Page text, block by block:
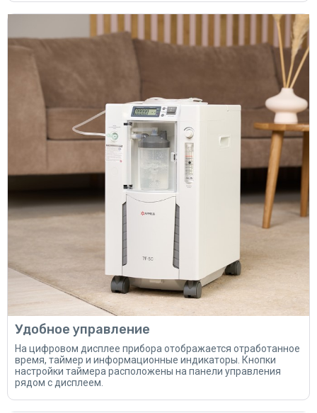
Удобное управление
На цифровом дисплее прибора отображается отработанное
время, таймер и информационные индикаторы. Кнопки
настройки таймера расположены на панели управления
рядом с дисплеем.